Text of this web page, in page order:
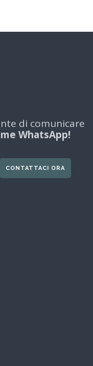
di comunicare
WhatsApp!
CONTATTACI ORA